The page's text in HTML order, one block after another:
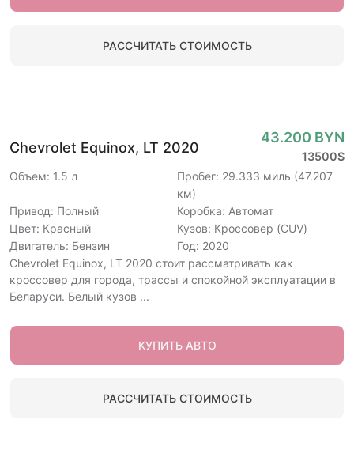
РАССЧИТАТЬ СТОИМОСТЬ
Chevrolet Equinox, LT 2020
43.200 BYN
13500$
Объем: 1.5 л
Пробег: 29.333 миль (47.207
км)
Привод: Полный
Коробка: Автомат
Цвет: Красный
Кузов: Кроссовер (CUV)
Двигатель: Бензин
Год: 2020
Chevrolet Equinox, LT 2020 стоит рассматривать как
кроссовер для города, трассы и спокойной эксплуатации в
Беларуси. Белый кузов ...
КУПИТЬ АВТО
РАССЧИТАТЬ СТОИМОСТЬ